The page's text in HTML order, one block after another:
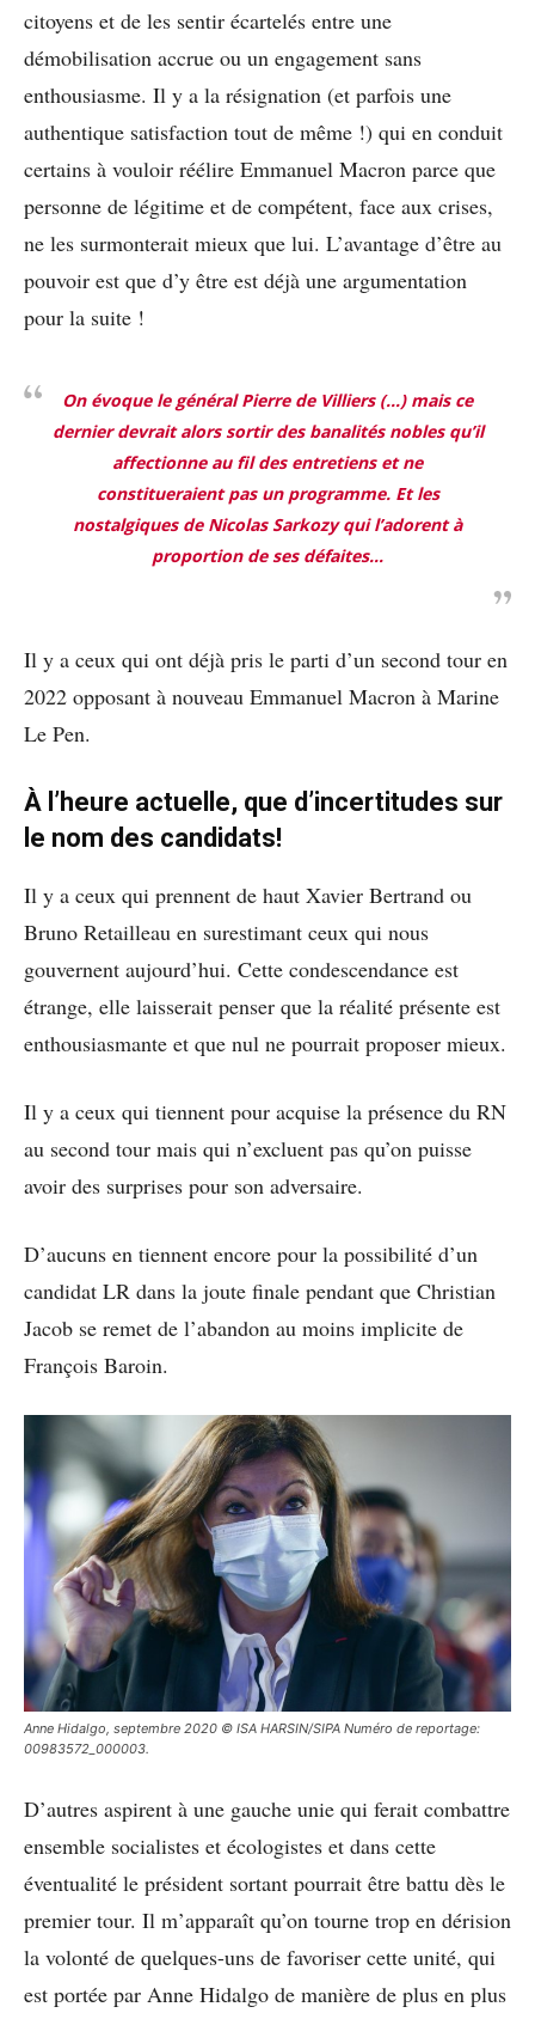
citoyens et de les sentir écartelés entre une
démobilisation accrue ou un engagement sans
enthousiasme. Il y a la résignation (et parfois une
authentique satisfaction tout de même !) qui en conduit
certains à vouloir réélire Emmanuel Macron parce que
personne de légitime et de compétent, face aux crises,
ne les surmonterait mieux que lui. L’avantage d’être au
pouvoir est que d’y être est déjà une argumentation
pour la suite !
On évoque le général Pierre de Villiers (…) mais ce
dernier devrait alors sortir des banalités nobles qu’il
affectionne au fil des entretiens et ne
constitueraient pas un programme. Et les
nostalgiques de Nicolas Sarkozy qui l’adorent à
proportion de ses défaites…
Il y a ceux qui ont déjà pris le parti d’un second tour en
2022 opposant à nouveau Emmanuel Macron à Marine
Le Pen.
À l’heure actuelle, que d’incertitudes sur
le nom des candidats!
Il y a ceux qui prennent de haut Xavier Bertrand ou
Bruno Retailleau en surestimant ceux qui nous
gouvernent aujourd’hui. Cette condescendance est
étrange, elle laisserait penser que la réalité présente est
enthousiasmante et que nul ne pourrait proposer mieux.
Il y a ceux qui tiennent pour acquise la présence du RN
au second tour mais qui n’excluent pas qu’on puisse
avoir des surprises pour son adversaire.
D’aucuns en tiennent encore pour la possibilité d’un
candidat LR dans la joute finale pendant que Christian
Jacob se remet de l’abandon au moins implicite de
François Baroin.
Anne Hidalgo, septembre 2020 © ISA HARSIN/SIPA Numéro de reportage:
00983572_000003.
D’autres aspirent à une gauche unie qui ferait combattre
ensemble socialistes et écologistes et dans cette
éventualité le président sortant pourrait être battu dès le
premier tour. Il m’apparaît qu’on tourne trop en dérision
la volonté de quelques-uns de favoriser cette unité, qui
est portée par Anne Hidalgo de manière de plus en plus